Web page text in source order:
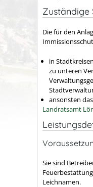
Zuständige
Die für den
in
zu unteren
ansonsten
Landratsamt
Sie sind
Leichnamen.